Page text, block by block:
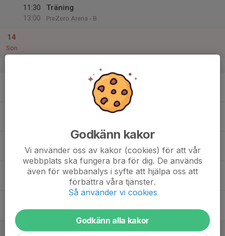
11:30
13:00
Träning
PreZero Arena - B
14
Sön
17:30
Träning
PreZero Arena - B
20
11:30
Träning
Godkänn kakor
Vi använder oss av kakor (cookies) för att vår
webbplats ska fungera bra för dig. De används
även för webbanalys i syfte att hjälpa oss att
förbättra våra tjänster.
Så använder vi cookies
Godkänn alla kakor